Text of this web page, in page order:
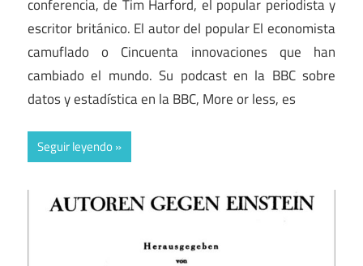
conferencia, de Tim Harford, el popular periodista y
escritor británico. El autor del popular El economista
camuflado o Cincuenta innovaciones que han
cambiado el mundo. Su podcast en la BBC sobre
datos y estadística en la BBC, More or less, es
Seguir leyendo